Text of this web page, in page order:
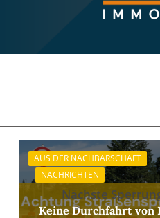
AUS DER NACHBARSCHAFT
NACHRICHTEN
Nächste
Keine Durchfahrt von